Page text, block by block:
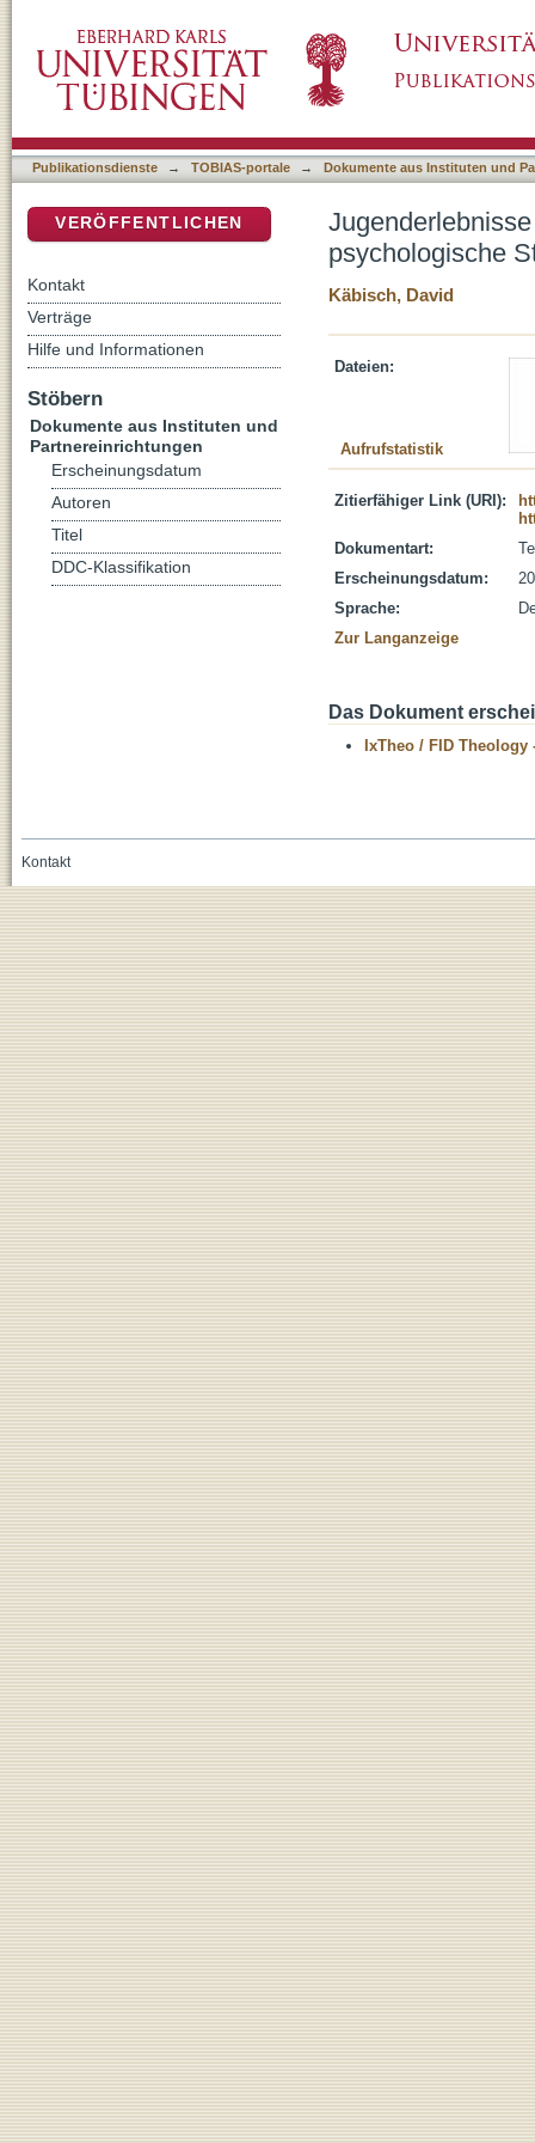
1926
Publikationsdienste → TOBIAS-portale → Dokumente aus Instituten und
psychologische
Käbisch, David
Dateien:
Aufrufstatistik
Zitierfähiger Link (URI):
Dokumentart:
Erscheinungsdatum:
Sprache:
Zur Langanzeige
Das Dokument
IxTheo / FID Theology
VERÖFFENTLICHEN
Kontakt
Verträge
Hilfe und Informationen
Stöbern
Dokumente aus Instituten und
Partnereinrichtungen
Erscheinungsdatum
Autoren
Titel
DDC-Klassifikation
Kontakt